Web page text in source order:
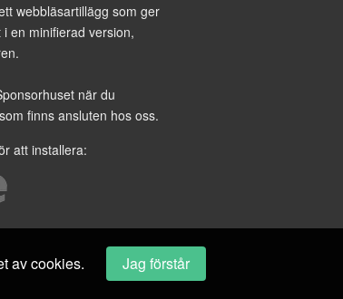
webbläsartillägg som ger
en minifierad version,
när du
finns ansluten hos oss.
att installera:
av cookies. Jag förstår